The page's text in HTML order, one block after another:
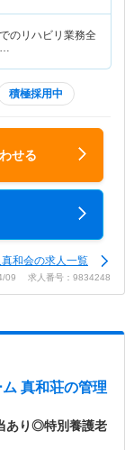
のリハビリ業務全
積極採用中
せる
和会の求人一覧
09 求人番号：9834248
真和荘の管理
あり◎特別養護老